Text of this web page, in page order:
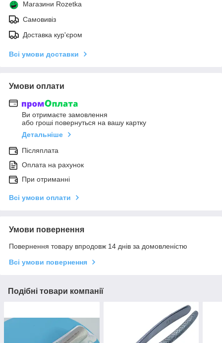
Магазини Rozetka
Самовивіз
Доставка кур'єром
Всі умови доставки
Умови оплати
Ви отримаєте замовлення
або гроші повернуться на вашу картку
Детальніше
Післяплата
Оплата на рахунок
При отриманні
Всі умови оплати
Умови повернення
Повернення товару впродовж 14 днів за домовленістю
Всі умови повернення
Подібні товари компанії